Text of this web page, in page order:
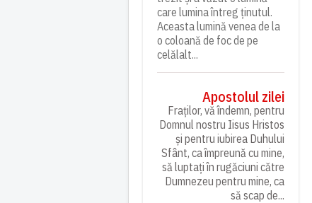
care lumina întreg ținutul.
Aceasta lumină venea de la
o coloană de foc de pe
celălalt...
Apostolul zilei
Fraților, vă îndemn, pentru
Domnul nostru Iisus Hristos
și pentru iubirea Duhului
Sfânt, ca împreună cu mine,
să luptați în rugăciuni către
Dumnezeu pentru mine, ca
să scap de...